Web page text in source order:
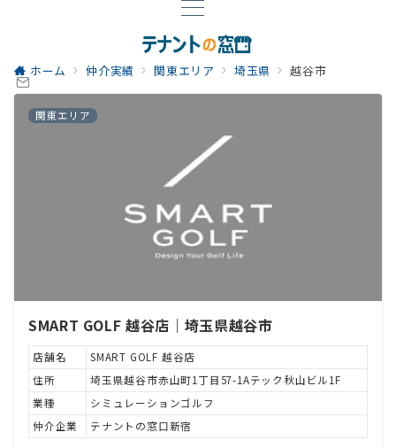
ホーム 仲介実績 関東エリア 埼玉県 越谷市
関東エリア
SMART GOLF 越谷店｜埼玉県越谷市
店舗名
SMART GOLF 越谷店
住所
埼玉県越谷市赤山町1丁目57-1Aテック秋山ビル1F
業種
シミュレーションゴルフ
仲介企業
テナントの窓口新宿